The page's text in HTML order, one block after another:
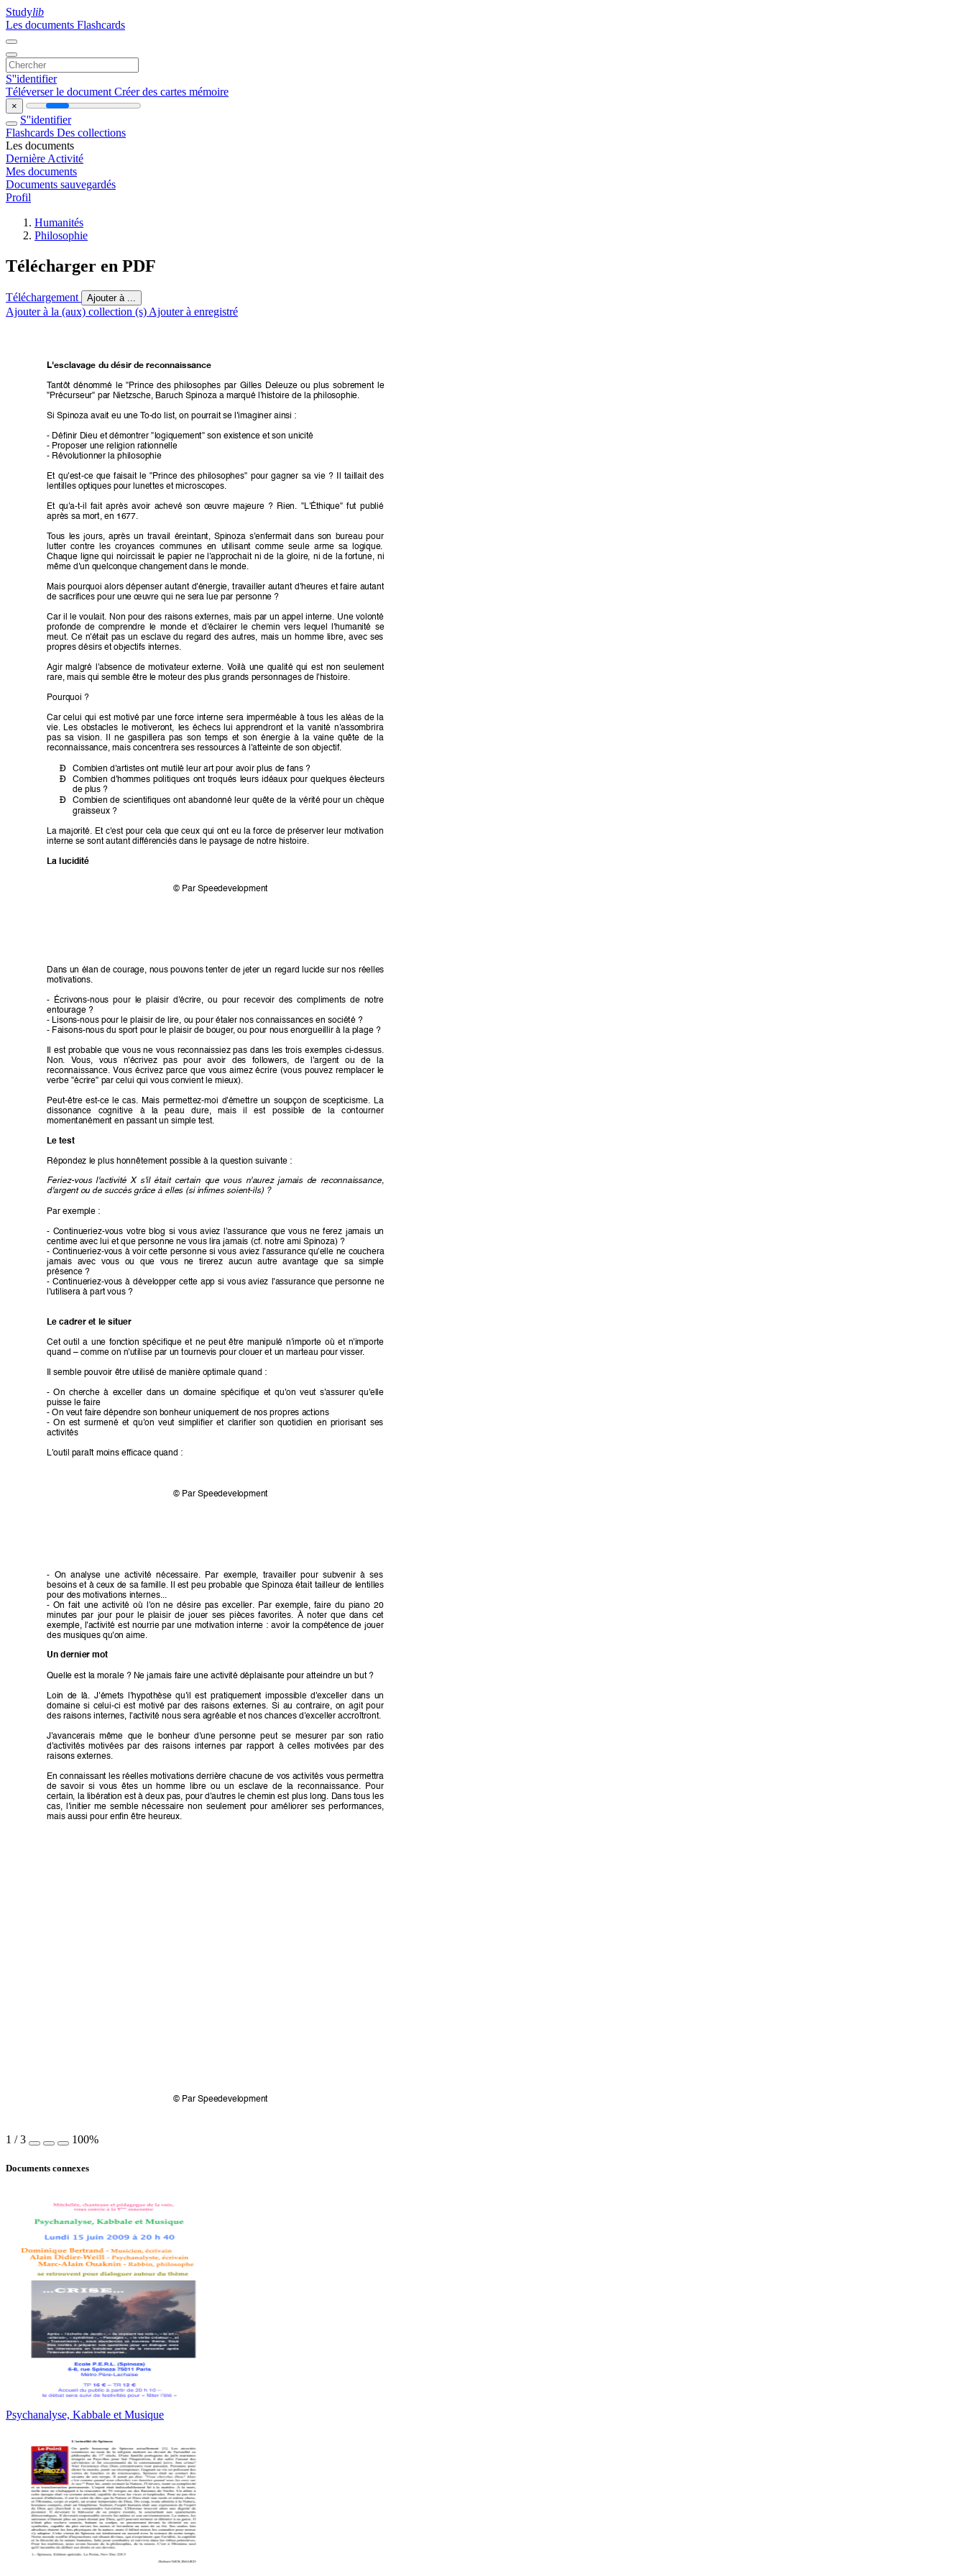
Studylib
Les documents Flashcards
S''identifier
Téléverser le document Créer des cartes mémoire
×
S''identifier
Flashcards Des collections
Les documents
Dernière Activité
Mes documents
Documents sauvegardés
Profil
Humanités
Philosophie
Télécharger en PDF
Téléchargement Ajouter à ...
Ajouter à la (aux) collection (s) Ajouter à enregistré
L'esclavage du désir de reconnaissance
Tantôt dénommé le "Prince des philosophes par Gilles Deleuze ou plus sobrement le
"Précurseur" par Nietzsche, Baruch Spinoza a marqué l'histoire de la philosophie.
Si Spinoza avait eu une To-do list, on pourrait se l'imaginer ainsi :
- Déﬁnir Dieu et démontrer "logiquement" son existence et son unicité
- Proposer une religion rationnelle
- Révolutionner la philosophie
Et qu'est-ce que faisait le "Prince des philosophes" pour gagner sa vie ? Il taillait des
lentilles optiques pour lunettes et microscopes.
Et qu'a-t-il fait après avoir achevé son œuvre majeure ? Rien. "L'Éthique" fut publié
après sa mort, en 1677.
Tous les jours, après un travail éreintant, Spinoza s'enfermait dans son bureau pour
lutter  contre  les  croyances communes  en  utilisant  comme seule  arme  sa  logique.
Chaque ligne qui noircissait le papier ne l'approchait ni de la gloire, ni de la fortune, ni
même d'un quelconque changement dans le monde.
Mais pourquoi alors dépenser autant d'énergie, travailler autant d'heures et faire autant
de sacriﬁces pour une œuvre qui ne sera lue par personne ?
Car il le voulait. Non pour des raisons externes, mais par un appel interne. Une volonté
profonde de comprendre le monde et d'éclairer le chemin vers lequel l'humanité se
meut. Ce n'était pas un esclave du regard des autres, mais un homme libre, avec ses
propres désirs et objectifs internes.
Agir malgré l'absence de motivateur externe. Voilà une qualité qui est non seulement
rare, mais qui semble être le moteur des plus grands personnages de l'histoire.
Pourquoi ?
Car celui qui est motivé par une force interne sera imperméable à tous les aléas de la
vie. Les obstacles le motiveront, les échecs lui apprendront et la vanité n'assombrira
pas sa vision. Il ne gaspillera pas son temps et son énergie à la vaine quête de la
reconnaissance, mais concentrera ses ressources à l'atteinte de son objectif.
Ð Combien d'artistes ont mutilé leur art pour avoir plus de fans ?
Ð Combien d'hommes politiques ont troqués leurs idéaux pour quelques électeurs
de plus ?
Ð Combien de scientiﬁques ont abandonné leur quête de la vérité pour un chèque
graisseux ?
La majorité. Et c'est pour cela que ceux qui ont eu la force de préserver leur motivation
interne se sont autant différenciés dans le paysage de notre histoire.
La lucidité
© Par Speedevelopment
Dans un élan de courage, nous pouvons tenter de jeter un regard lucide sur nos réelles
motivations.
- Écrivons-nous pour le plaisir d'écrire, ou pour recevoir des compliments de notre
entourage ?
- Lisons-nous pour le plaisir de lire, ou pour étaler nos connaissances en société ?
- Faisons-nous du sport pour le plaisir de bouger, ou pour nous enorgueillir à la plage ?
Il est probable que vous ne vous reconnaissiez pas dans les trois exemples ci-dessus.
Non.
Vous, vous n'écrivez pas pour avoir des followers, de l'argent ou de la
reconnaissance. Vous écrivez parce que vous aimez écrire (vous pouvez remplacer le
verbe "écrire" par celui qui vous convient le mieux).
Peut-être est-ce le cas. Mais permettez-moi d'émettre un soupçon de scepticisme.
La
dissonance cognitive à la peau dure, mais il est possible de la contourner
momentanément en passant un simple test.
Le test
Répondez le plus honnêtement possible à la question suivante :
Feriez-vous l'activité X s'il était certain que vous n'aurez jamais de
reconnaissance,
d'argent ou de succès grâce à elles (si inﬁmes soient-ils) ?
Par exemple :
- Continueriez-vous votre blog si vous aviez l'assurance que vous ne ferez jamais un
centime avec lui et que personne ne vous lira jamais (cf. notre ami Spinoza) ?
- Continueriez-vous à voir cette personne si vous aviez l'assurance qu'elle ne couchera
jamais avec vous ou que vous ne tirerez aucun autre avantage que sa simple
présence ?
- Continueriez-vous à développer cette app si vous aviez l'assurance que personne ne
l'utilisera à part vous ?
Le cadrer et le situer
Cet outil a une fonction spéciﬁque et ne peut être manipulé n'importe où et n'importe
quand – comme on n'utilise par un tournevis pour clouer et un marteau pour visser.
Il semble pouvoir être utilisé de manière optimale quand :
- On cherche à exceller dans un domaine spéciﬁque et qu'on veut s'assurer qu'elle
puisse le faire
- On veut faire dépendre son bonheur uniquement de nos propres actions
- On est surmené et qu'on veut simpliﬁer et clariﬁer son quotidien en priorisant ses
activités
L'outil paraît moins efﬁcace quand :
© Par Speedevelopment
-  On  analyse  une  activité  nécessaire.  Par  exemple,  travailler  pour subvenir  à  ses
besoins et à ceux de sa famille. Il est peu probable que Spinoza était tailleur de lentilles
pour des motivations internes...
- On fait une activité où l'on ne désire pas exceller. Par exemple, faire du piano 20
minutes par jour pour le plaisir de jouer ses pièces favorites. À noter que dans cet
exemple, l'activité est nourrie par une motivation interne : avoir la compétence de jouer
des musiques qu'on aime.
Un dernier mot
Quelle est la morale ? Ne jamais faire une activité déplaisante pour atteindre un but ?
Loin de là. J'émets l'hypothèse qu'il est pratiquement impossible d'exceller dans un
domaine si celui-ci est motivé par des raisons externes. Si au contraire, on agit pour
des raisons internes, l'activité nous sera agréable et nos chances d'exceller accroîtront.
J'avancerais même que le  bonheur d'une personne peut se  mesurer par son ratio
d'activités motivées par des raisons internes par rapport à celles motivées par des
raisons externes.
En connaissant les réelles motivations derrière chacune de vos activités vous permettra
de savoir si vous êtes un homme libre ou un esclave de la reconnaissance.
Pour
certain, la libération est à deux pas, pour d'autres le chemin est plus long. Dans tous les
cas, l'initier me semble nécessaire non seulement pour améliorer ses performances,
mais aussi pour enﬁn être heureux.
© Par Speedevelopment
1 /3 100%
Documents connexes
Psychanalyse, Kabbale et Musique